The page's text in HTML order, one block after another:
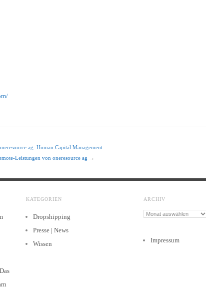
ag: Human Capital Management
Leistungen von oneresource ag →
KATEGORIEN
Dropshipping
Presse | News
Wissen
ARCHIV
Archiv
Impressum